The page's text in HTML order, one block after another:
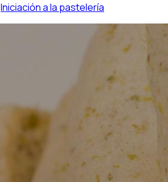
Iniciación a la pastelería